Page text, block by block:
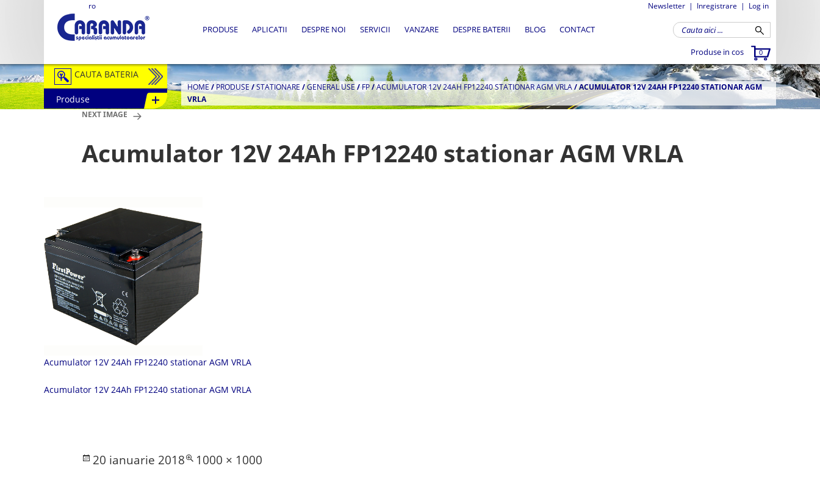
ro Newsletter | Inregistrare | Log in
Produse in cos 0
PRODUSE APLICATII DESPRE NOI SERVICII VANZARE DESPRE BATERII BLOG CONTACT
CAUTA BATERIA
Auto / Moto
Semitractiune
Redresoare
Fotovoltaice
Produse
HOME/PRODUSE /STATIONARE /GENERAL USE/ FP/ACUMULATOR 12V 24AH FP12240 STATIONAR AGM VRLA/ACUMULATOR 12V 24AH FP12240 STATIONAR AGM
VRLA
NEXT IMAGE
Acumulator 12V 24Ah FP12240 stationar AGM VRLA
Acumulator 12V 24Ah FP12240 stationar AGM VRLA
Acumulator 12V 24Ah FP12240 stationar AGM VRLA
Posted
20 ianuarie 2018
Full
1000 × 1000